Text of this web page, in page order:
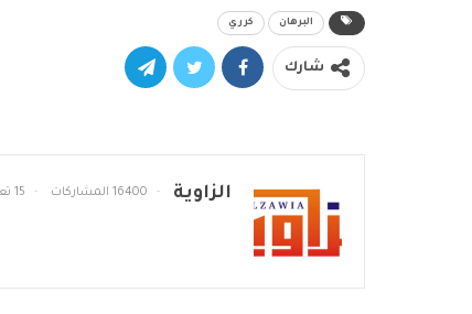
البرهان كرري
شارك
الزاوية 16400 المشاركات 15 تعليقات